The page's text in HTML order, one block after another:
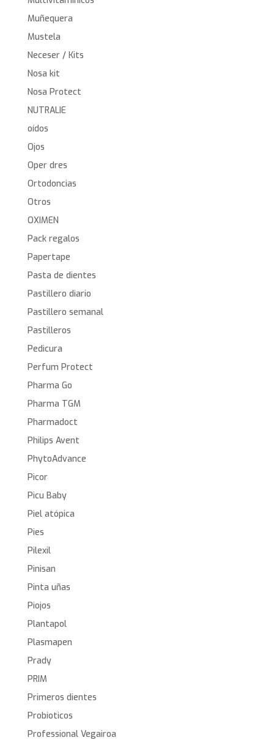
Muñequera
Mustela
Neceser / Kits
Nosa kit
Nosa Protect
NUTRALIE
oídos
Ojos
Oper dres
Ortodoncias
Otros
OXIMEN
Pack regalos
Papertape
Pasta de dientes
Pastillero diario
Pastillero semanal
Pastilleros
Pedicura
Perfum Protect
Pharma Go
Pharma TGM
Pharmadoct
Philips Avent
PhytoAdvance
Picor
Picu Baby
Piel atópica
Pies
Pilexil
Pinisan
Pinta uñas
Piojos
Plantapol
Plasmapen
Prady
PRIM
Primeros dientes
Probioticos
Professional Vegairoa